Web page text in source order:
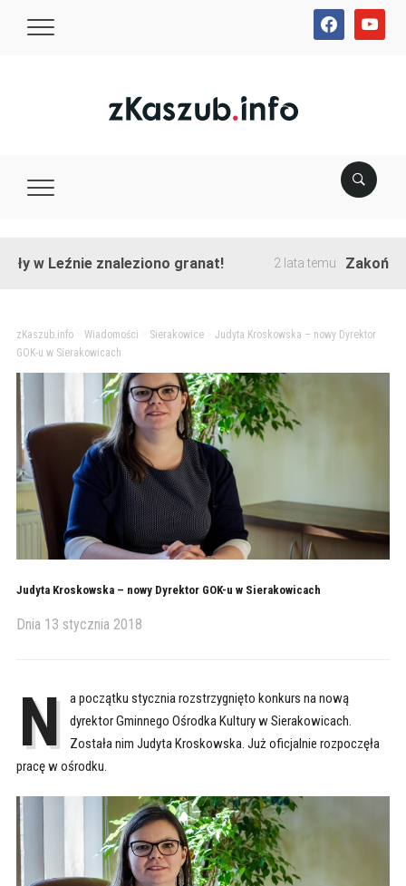
facebookyoutube
znaleziono granat! 2 lata temu Zakończono
zKaszub.info> Wiadomości Sierakowice> Judyta Kroskowska – nowy Dyrektor
GOK-u w Sierakowicach
Judyta Kroskowska – nowy Dyrektor GOK-u w Sierakowicach
Dnia 13 stycznia 2018
N
a początku stycznia rozstrzygnięto konkurs na nową
dyrektor Gminnego Ośrodka Kultury w Sierakowicach.
Została nim Judyta Kroskowska. Już oficjalnie rozpoczęła
pracę w ośrodku.